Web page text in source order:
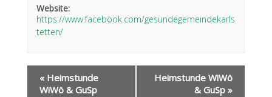
Website:
https://www.facebook.com/gesundegemeindekarls
tetten/
«Heimstunde
WiWö & GuSp
Heimstunde WiWö
& GuSp»